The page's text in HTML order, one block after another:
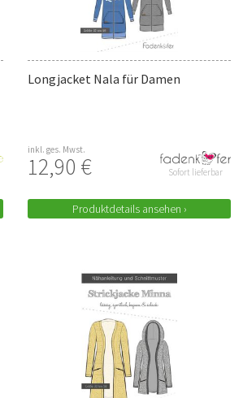
Longjacket Nala für Damen
inkl. ges. Mwst.
12,90 € Sofort lieferbar
Produktdetails ansehen ›